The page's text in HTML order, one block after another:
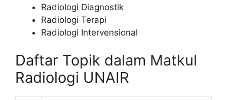
Radiologi Diagnostik
Radiologi Terapi
Radiologi Intervensional
Daftar Topik dalam Matkul
Radiologi UNAIR